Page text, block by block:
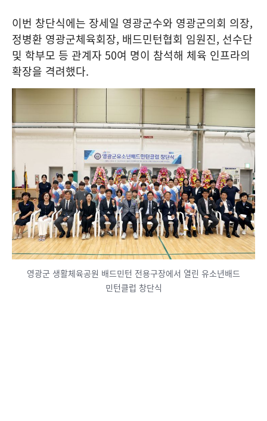
이번 창단식에는 장세일 영광군수와 영광군의회 의장,
정병환 영광군체육회장, 배드민턴협회 임원진, 선수단
및 학부모 등 관계자 50여 명이 참석해 체육 인프라의
확장을 격려했다.
영광군 생활체육공원 배드민턴 전용구장에서 열린 유소년배드
민턴클럽 창단식